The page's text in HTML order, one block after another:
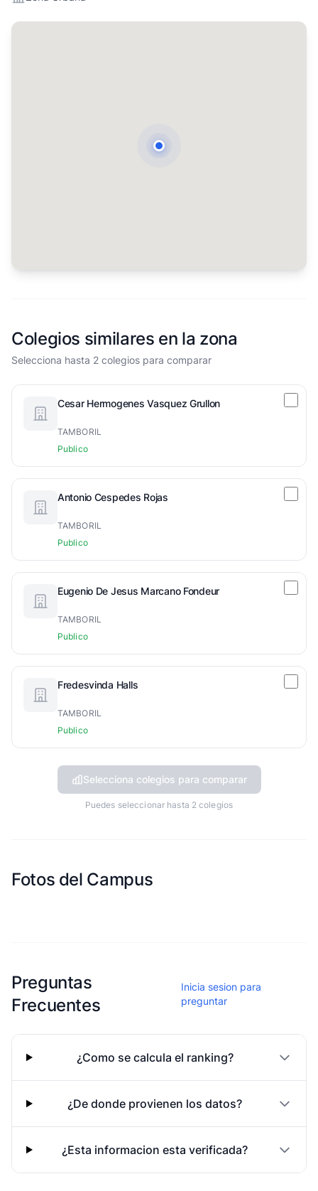
Colegios similares en la zona
Selecciona hasta 2 colegios para comparar
Cesar Hermogenes Vasquez Grullon
TAMBORIL
Publico
Antonio Cespedes Rojas
TAMBORIL
Publico
Eugenio De Jesus Marcano Fondeur
TAMBORIL
Publico
Fredesvinda Halls
TAMBORIL
Publico
Selecciona colegios para comparar
Puedes seleccionar hasta 2 colegios
Fotos del Campus
Preguntas
Frecuentes
Inicia sesion para
preguntar
¿Como se calcula el ranking?
¿De donde provienen los datos?
¿Esta informacion esta verificada?